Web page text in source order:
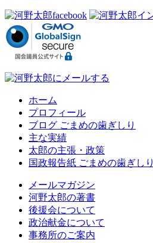
ホーム
プロフィール
ブログ ごまめの歯ぎしり
主な実績
太郎の主張・政策
国政報告紙 ごまめの歯ぎしり
メールマガジン
河野太郎の著書
後援会について
政治献金について
事務所のご案内